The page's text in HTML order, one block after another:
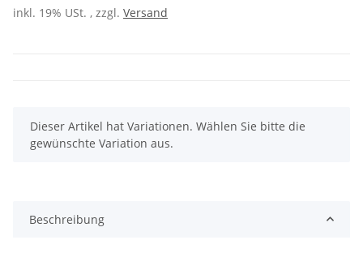
inkl. 19% USt. , zzgl. Versand
x
Dieser Artikel hat Variationen. Wählen Sie bitte die
gewünschte Variation aus.
Beschreibung